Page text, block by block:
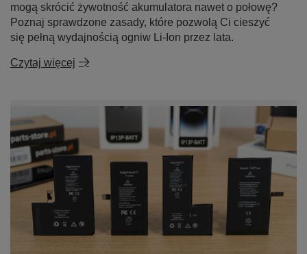
mogą skrócić żywotność akumulatora nawet o połowę?
Poznaj sprawdzone zasady, które pozwolą Ci cieszyć
się pełną wydajnością ogniw Li-Ion przez lata.
Czytaj więcej